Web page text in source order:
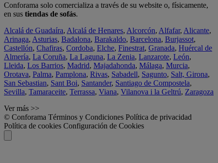
Conforama solo comercializa a través de su website o, físicamente,
en sus tiendas de sofás.
Alcalá de Guadaíra, Alcalá de Henares, Alcorcón, Alfafar, Alicante,
Arinaga, Asturias, Badalona, Barakaldo, Barcelona, Burjassot,
Castellón, Chafiras, Cordoba, Elche, Finestrat, Granada, Huércal de
Almería, La Coruña, La Laguna, La Zenia, Lanzarote, León,
Lleida, Los Barrios, Madrid, Majadahonda, Málaga, Murcia,
Orotava, Palma, Pamplona, Rivas, Sabadell, Sagunto, Salt, Girona,
San Sebastian, Sant Boi, Santander, Santiago de Compostela,
Sevilla, Tamaraceite, Terrassa, Viana, Vilanova i la Geltrú, Zaragoza
Ver más >>
© Conforama Términos y Condiciones Política de privacidad
Política de cookies Configuración de Cookies